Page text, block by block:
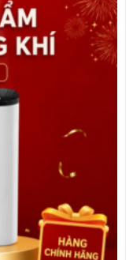
minh:
Sản phẩm sở
hòa hợp với mọi
điện tử trực quan
giờ linh hoạt, vận
khi khay nước đầy.
khi máy vận hành
gian yên tĩnh tuyệt
hay giấc ngủ sâu của